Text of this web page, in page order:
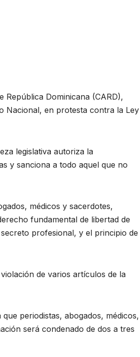
República Dominicana (CARD),
Nacional, en protesta contra la Ley
legislativa autoriza la
y sanciona a todo aquel que no
médicos y sacerdotes,
fundamental de libertad de
profesional, y el principio de
de varios artículos de la
periodistas, abogados, médicos,
será condenado de dos a tres